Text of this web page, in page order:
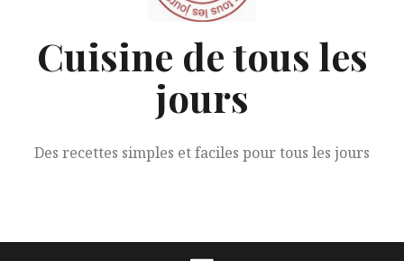
Cuisine de tous les
jours
Des recettes simples et faciles pour tous les jours